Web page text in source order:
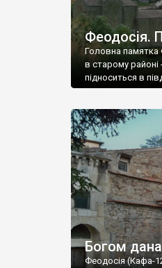
Феодосія.
Головна памятка
в старому районі
підноситься в
Богом
Феодосія (Кафа-